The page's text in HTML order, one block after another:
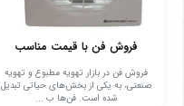
فروش فن با قیمت مناسب
فروش فن در بازار تهویه مطبوع و تهویه
صنعتی، به یکی از بخش‌های حیاتی تبدیل
شده است. فن‌ها ب ...